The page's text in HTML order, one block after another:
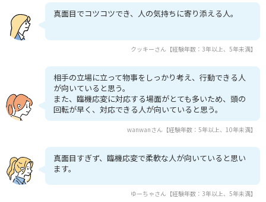
真面目でコツコツでき、人の気持ちに寄り添える人。
クッキーさん【経験年数：3年以上、5年未満】
相手の立場に立って物事をしっかり考え、行動できる人
が向いていると思う。
また、臨機応変に対応する場面がとても多いため、頭の
回転が早く、対応できる人が向いていると思う。
wanwanさん【経験年数：5年以上、10年未満】
真面目すぎず、臨機応変で柔軟な人が向いていると思い
ます。
ゆーちゃさん【経験年数：3年以上、5年未満】